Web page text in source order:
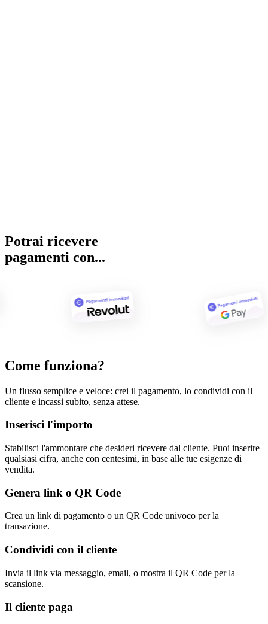
Potrai ricevere
pagamenti con...
Come funziona?
Un flusso semplice e veloce: crei il pagamento, lo condividi con il
cliente e incassi subito, senza attese.
Inserisci l'importo
Stabilisci l'ammontare che desideri ricevere dal cliente. Puoi inserire
qualsiasi cifra, anche con centesimi, in base alle tue esigenze di
vendita.
Genera link o QR Code
Crea un link di pagamento o un QR Code univoco per la
transazione.
Condividi con il cliente
Invia il link via messaggio, email, o mostra il QR Code per la
scansione.
Il cliente paga